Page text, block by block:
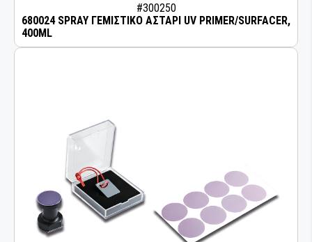
#300250
680024 SPRAY ΓΕΜΙΣΤΙΚΟ ΑΣΤΑΡΙ UV PRIMER/SURFACER,
400ML